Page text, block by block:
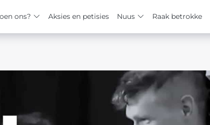
ons? Aksies en petisies Nuus Raak betrokke